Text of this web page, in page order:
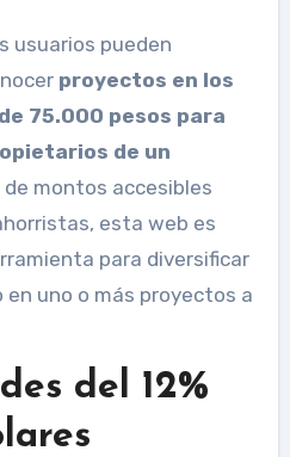
usuarios pueden
proyectos en los
75.000 pesos para
de un
montos accesibles
esta web es
para diversificar
uno o más proyectos a
del 12%